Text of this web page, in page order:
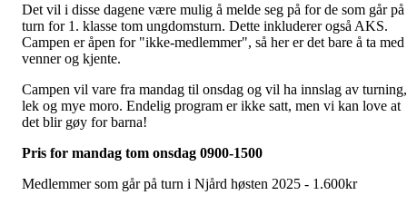
Det vil i disse dagene være mulig å melde seg på for de som går på
turn for 1. klasse tom ungdomsturn. Dette inkluderer også AKS.
Campen er åpen for "ikke-medlemmer", så her er det bare å ta med
venner og kjente.
Campen vil vare fra mandag til onsdag og vil ha innslag av turning,
lek og mye moro. Endelig program er ikke satt, men vi kan love at
det blir gøy for barna!
Pris for mandag tom onsdag 0900-1500
Medlemmer som går på turn i Njård høsten 2025 - 1.600kr